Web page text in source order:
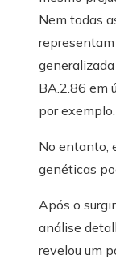
Nem todas
BA.2.86 em
por exemplo.
No entanto,
genéticas
Após o
análise
revelou um